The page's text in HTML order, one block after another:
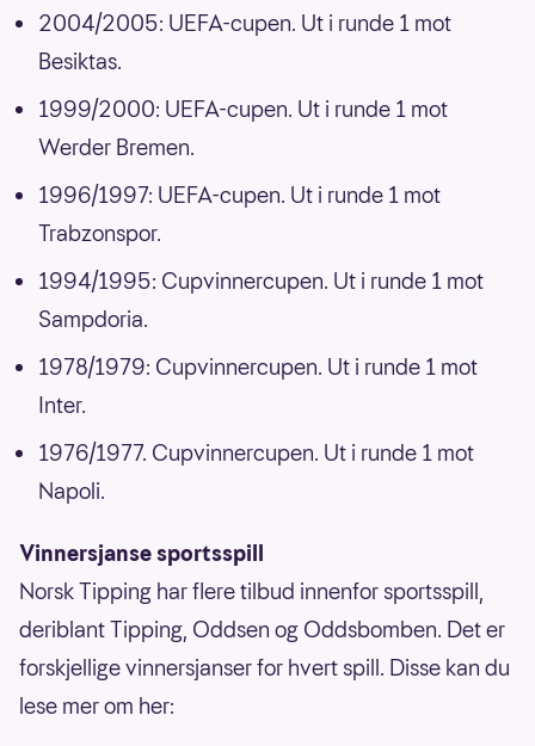
2004/2005: UEFA-cupen. Ut i runde 1 mot
Besiktas.
1999/2000: UEFA-cupen. Ut i runde 1 mot
Werder Bremen.
1996/1997: UEFA-cupen. Ut i runde 1 mot
Trabzonspor.
1994/1995: Cupvinnercupen. Ut i runde 1 mot
Sampdoria.
1978/1979: Cupvinnercupen. Ut i runde 1 mot
Inter.
1976/1977. Cupvinnercupen. Ut i runde 1 mot
Napoli.
Vinnersjanse sportsspill
Norsk Tipping har flere tilbud innenfor sportsspill,
deriblant Tipping, Oddsen og Oddsbomben. Det er
forskjellige vinnersjanser for hvert spill. Disse kan du
lese mer om her: